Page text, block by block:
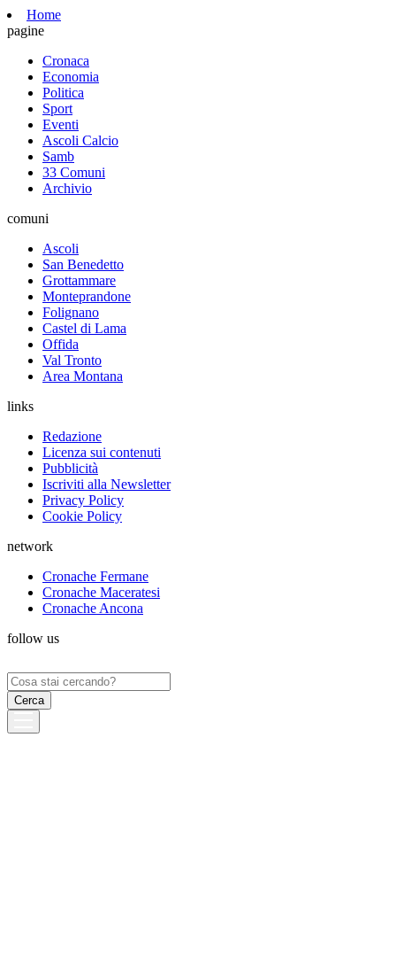
Home
pagine
Cronaca
Economia
Politica
Sport
Eventi
Ascoli Calcio
Samb
33 Comuni
Archivio
comuni
Ascoli
San Benedetto
Grottammare
Monteprandone
Folignano
Castel di Lama
Offida
Val Tronto
Area Montana
links
Redazione
Licenza sui contenuti
Pubblicità
Iscriviti alla Newsletter
Privacy Policy
Cookie Policy
network
Cronache Fermane
Cronache Maceratesi
Cronache Ancona
follow us
Ricerca
per: